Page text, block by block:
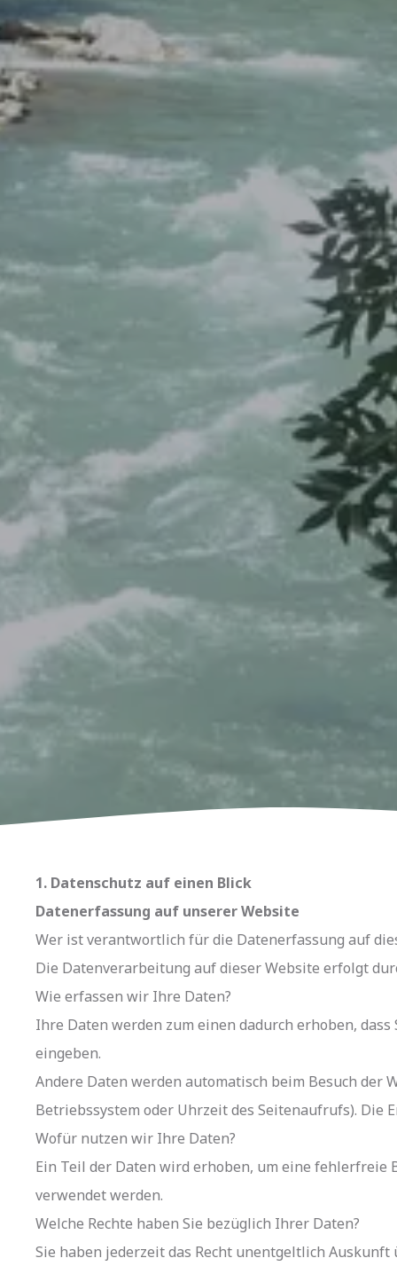
1. Datenschutz auf einen Blick
Datenerfassung auf unserer Website
Wer ist verantwortlich für die Datenerfassung auf
Die Datenverarbeitung auf dieser Website erfolgt
Wie erfassen wir Ihre Daten?
Ihre Daten werden zum einen dadurch erhoben,
eingeben.
Andere Daten werden automatisch beim Besuch der
Betriebssystem oder Uhrzeit des Seitenaufrufs). Die
Wofür nutzen wir Ihre Daten?
Ein Teil der Daten wird erhoben, um eine
verwendet werden.
Welche Rechte haben Sie bezüglich Ihrer Daten?
Sie haben jederzeit das Recht unentgeltlich